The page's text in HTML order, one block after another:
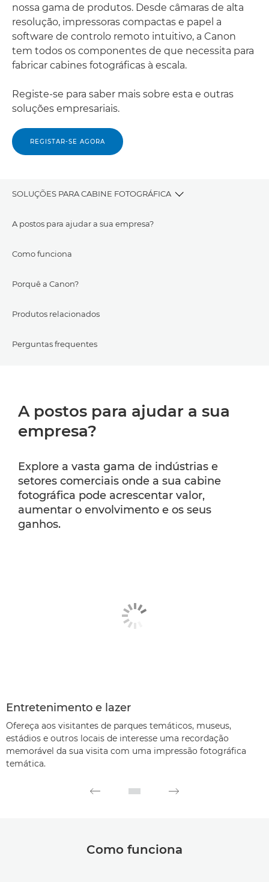
nossa gama de produtos. Desde câmaras de alta
resolução, impressoras compactas e papel a
software de controlo remoto intuitivo, a Canon
tem todos os componentes de que necessita para
fabricar cabines fotográficas à escala.
Registe-se para saber mais sobre esta e outras
soluções empresariais.
REGISTAR-SE AGORA
SOLUÇÕES PARA CABINE FOTOGRÁFICA
A postos para ajudar a sua empresa?
Como funciona
Porquê a Canon?
Produtos relacionados
Perguntas frequentes
A postos para ajudar a sua
empresa?
Explore a vasta gama de indústrias e
setores comerciais onde a sua cabine
fotográfica pode acrescentar valor,
aumentar o envolvimento e os seus
ganhos.
Entretenimento e lazer
Ofereça aos visitantes de parques temáticos, museus,
estádios e outros locais de interesse uma recordação
memorável da sua visita com uma impressão fotográfica
temática.
Como funciona